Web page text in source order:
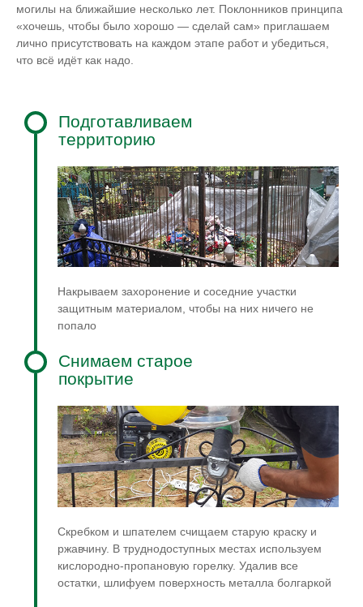
могилы на ближайшие несколько лет. Поклонников принципа
«хочешь, чтобы было хорошо — сделай сам» приглашаем
лично присутствовать на каждом этапе работ и убедиться,
что всё идёт как надо.
Подготавливаем
территорию
Накрываем захоронение и соседние участки
защитным материалом, чтобы на них ничего не
попало
Снимаем старое
покрытие
Скребком и шпателем счищаем старую краску и
ржавчину. В труднодоступных местах используем
кислородно-пропановую горелку. Удалив все
остатки, шлифуем поверхность металла болгаркой